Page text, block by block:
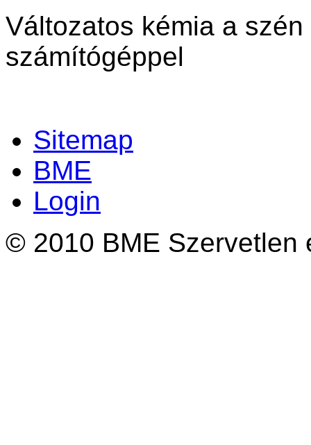
Változatos kémia a
számítógéppel
Sitemap
BME
Login
© 2010 BME Szervetlen